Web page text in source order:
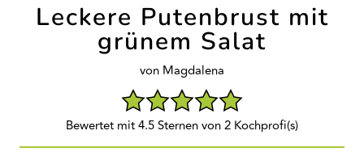
Leckere Putenbrust mit
grünem Salat
von Magdalena
Bewertet mit 4.5 Sternen von 2 Kochprofi(s)